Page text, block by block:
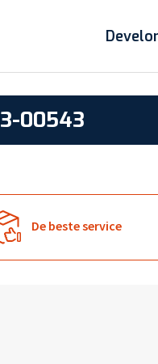
00543
De beste service